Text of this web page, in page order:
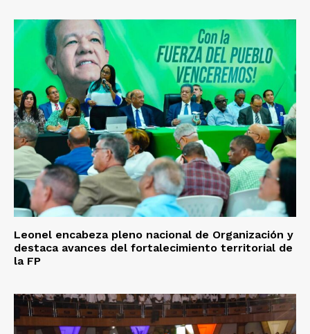
Leonel encabeza pleno nacional de Organización y
destaca avances del fortalecimiento territorial de
la FP